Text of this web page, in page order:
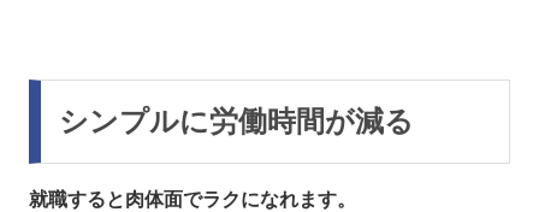
シンプルに労働時間が減る
就職すると肉体面でラクになれます。